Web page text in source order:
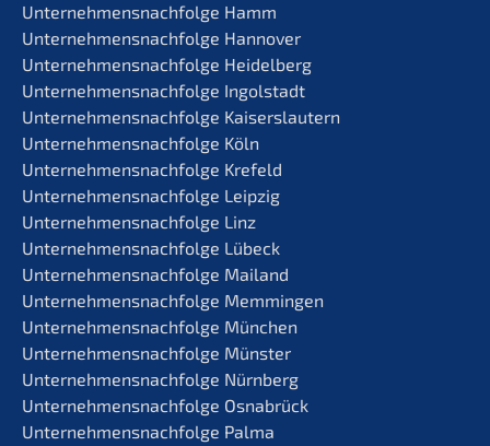
Unternehmens­nachfolge Hamm
Unternehmens­nachfolge Hannover
Unternehmens­nachfolge Heidelberg
Unternehmens­nachfolge Ingolstadt
Unternehmens­nachfolge Kaiserslautern
Unternehmens­nachfolge Köln
Unternehmens­nachfolge Krefeld
Unternehmens­nachfolge Leipzig
Unternehmens­nachfolge Linz
Unternehmens­nachfolge Lübeck
Unternehmens­nachfolge Mailand
Unternehmens­nachfolge Memmingen
Unternehmens­nachfolge München
Unternehmens­nachfolge Münster
Unternehmens­nachfolge Nürnberg
Unternehmens­nachfolge Osnabrück
Unternehmens­nachfolge Palma